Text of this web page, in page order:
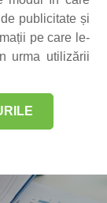
publicitate și
pe care le-
urma utilizării